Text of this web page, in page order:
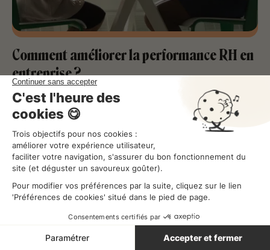
Comment améliorer la performance RH en
entreprise ?
Optimiser son activité Lecture
32, Rue de Trévise, 75009
45, place Jacques Mirouze,
34000 Montpellier